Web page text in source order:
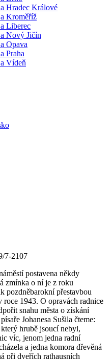
Hradec Králové
Kroměříž
Liberec
Nový Jičín
Opava
Praha
Vídeň
7-2107
postavena někdy
zmínka o ní je z roku
pozdněbarokní přestavbou
1943. O opravách radnice
snahu města o získání
Johanesa Sušila čteme:
hrubě jsoucí nebyl,
víc, jenom jedna radní
a jedna komora dřevěná
při dveřích rathausních